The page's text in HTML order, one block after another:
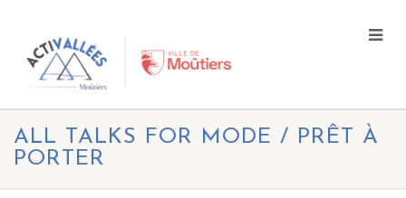
ALL TALKS FOR MODE / PRÊT À
PORTER